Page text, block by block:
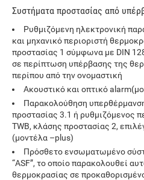
Συστήματα προστασίας από
Ρυθμιζόμενη ηλεκτρονική
και μηχανικό περιοριστή
προστασίας 1 σύμφωνα με DIN
σε περίπτωση υπέρβασης της
περίπου από την ονομαστική
Ακουστικό και οπτικό
Παρακολούθηση
προστασίας 3.1 ή ρυθμιζόμενος
TWB, κλάσης προστασίας 2,
(μοντέλα –plus)
Πρόσθετο ενσωματωμένο
“ASF”, το οποίο παρακολουθεί
θερμοκρασίας σε